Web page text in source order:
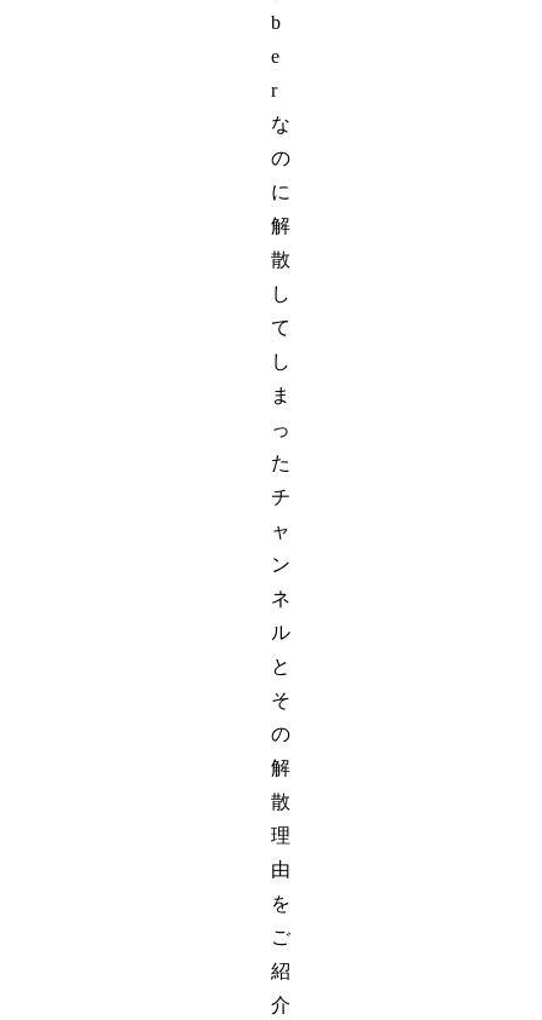
b
e
r
な
の
に
解
散
し
て
し
ま
っ
た
チ
ャ
ン
ネ
ル
と
そ
の
解
散
理
由
を
ご
紹
介